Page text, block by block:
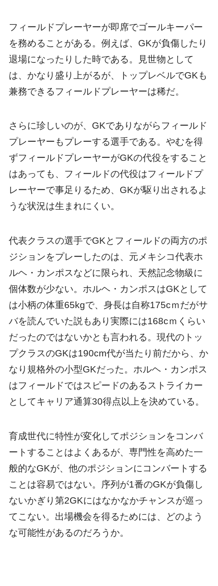
フィールドプレーヤーが即席でゴールキーパー
を務めることがある。例えば、GKが負傷したり
退場になったりした時である。見世物として
は、かなり盛り上がるが、トップレベルでGKも
兼務できるフィールドプレーヤーは稀だ。
さらに珍しいのが、GKでありながらフィールド
プレーヤーもプレーする選手である。やむを得
ずフィールドプレーヤーがGKの代役をすること
はあっても、フィールドの代役はフィールドプ
レーヤーで事足りるため、GKが駆り出されるよ
うな状況は生まれにくい。
代表クラスの選手でGKとフィールドの両方のポ
ジションをプレーしたのは、元メキシコ代表ホ
ルヘ・カンポスなどに限られ、天然記念物級に
個体数が少ない。ホルヘ・カンポスはGKとして
は小柄の体重65kgで、身長は自称175cｍだがサ
バを読んでいた説もあり実際には168cｍくらい
だったのではないかとも言われる。現代のトッ
プクラスのGKは190cm代が当たり前だから、か
なり規格外の小型GKだった。ホルヘ・カンポス
はフィールドではスピードのあるストライカー
としてキャリア通算30得点以上を決めている。
育成世代に特性が変化してポジションをコンバ
ートすることはよくあるが、専門性を高めた一
般的なGKが、他のポジションにコンバートする
ことは容易ではない。序列が1番のGKが負傷し
ないかぎり第2GKにはなかなかチャンスが巡っ
てこない。出場機会を得るためには、どのよう
な可能性があるのだろうか。